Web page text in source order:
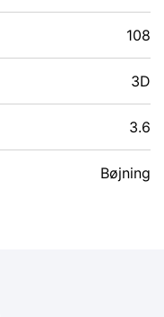
108
3D
3.6
Bøjning